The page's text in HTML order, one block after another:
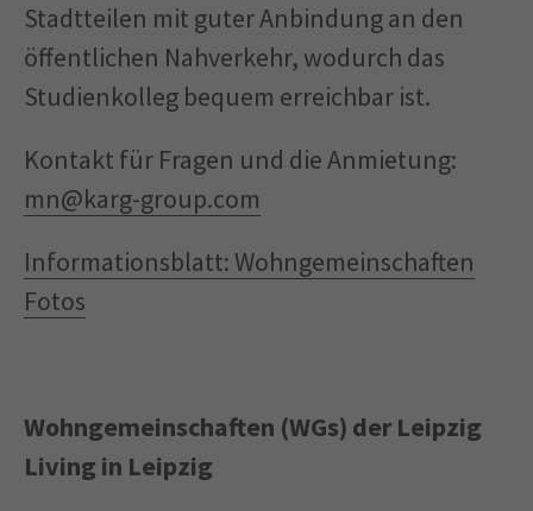
Stadtteilen mit guter Anbindung an den
öffentlichen Nahverkehr, wodurch das
Studienkolleg bequem erreichbar ist.
Kontakt für Fragen und die Anmietung:
mn@karg-group.com
Informationsblatt: Wohngemeinschaften
Fotos
Wohngemeinschaften (WGs) der Leipzig
Living in Leipzig